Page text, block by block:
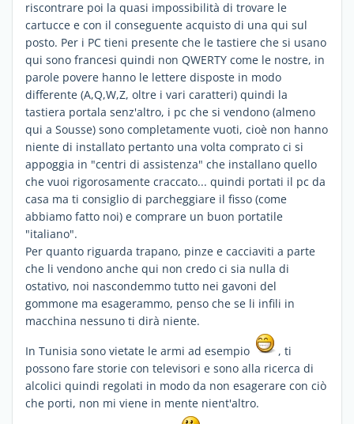
riscontrare poi la quasi impossibilità di trovare le
cartucce e con il conseguente acquisto di una qui sul
posto. Per i PC tieni presente che le tastiere che si usano
qui sono francesi quindi non QWERTY come le nostre, in
parole povere hanno le lettere disposte in modo
differente (A,Q,W,Z, oltre i vari caratteri) quindi la
tastiera portala senz'altro, i pc che si vendono (almeno
qui a Sousse) sono completamente vuoti, cioè non hanno
niente di installato pertanto una volta comprato ci si
appoggia in "centri di assistenza" che installano quello
che vuoi rigorosamente craccato... quindi portati il pc da
casa ma ti consiglio di parcheggiare il fisso (come
abbiamo fatto noi) e comprare un buon portatile
"italiano".
Per quanto riguarda trapano, pinze e cacciaviti a parte
che li vendono anche qui non credo ci sia nulla di
ostativo, noi nascondemmo tutto nei gavoni del
gommone ma esagerammo, penso che se li infili in
macchina nessuno ti dirà niente.
In Tunisia sono vietate le armi ad esempio
, ti
possono fare storie con televisori e sono alla ricerca di
alcolici quindi regolati in modo da non esagerare con ciò
che porti, non mi viene in mente nient'altro.